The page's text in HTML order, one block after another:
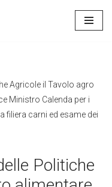
Agricole il Tavolo agro
Ministro Calenda per i
filiera carni ed esame dei
Politiche